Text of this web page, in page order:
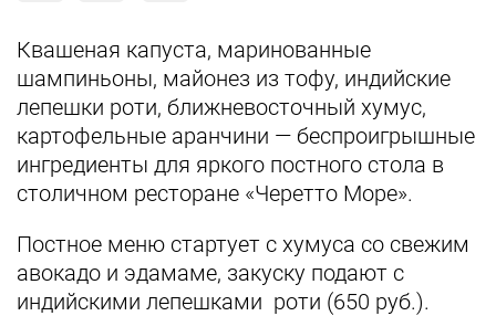
Квашеная капуста, маринованные
шампиньоны, майонез из тофу, индийские
лепешки роти, ближневосточный хумус,
картофельные аранчини — беспроигрышные
ингредиенты для яркого постного стола в
столичном ресторане «Черетто Море».
Постное меню стартует с хумуса со свежим
авокадо и эдамаме, закуску подают с
индийскими лепешками роти (650 руб.).